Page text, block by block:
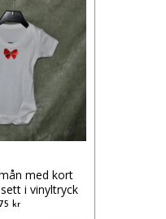
med kort
i vinyltryck
75 kr